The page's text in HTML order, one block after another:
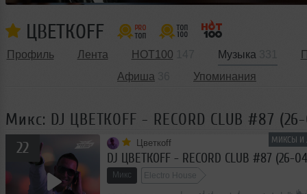
ЦВЕТКОFF
Профиль Лента HOT100 Музыка
Афиша
Упоминания
Микс: DJ ЦВЕТКОFF - RECORD CLUB #87
МИКСЫ И
22 Цветкоff
DJ ЦВЕТКОFF - RECORD CLUB #87 (26-
Микс Electro House